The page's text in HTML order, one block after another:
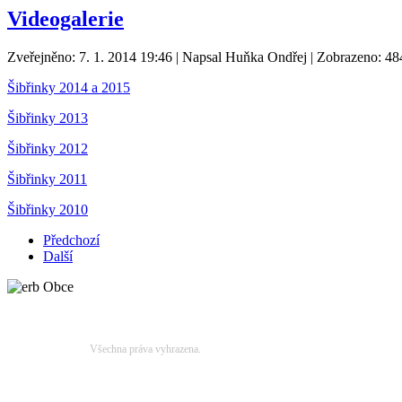
Videogalerie
Zveřejněno: 7. 1. 2014 19:46 | Napsal Huňka Ondřej | Zobrazeno:
Šibřinky 2014 a 2015
Šibřinky 2013
Šibřinky 2012
Šibřinky 2011
Šibřinky 2010
Předchozí
Další
Všechna práva vyhrazena.